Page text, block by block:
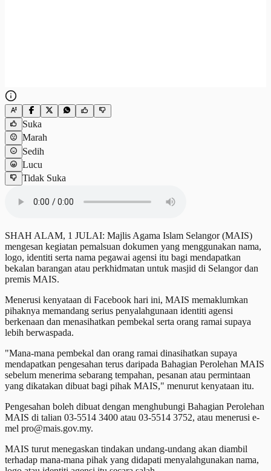
Suka
Marah
Sedih
Lucu
Tidak Suka
SHAH ALAM, 1 JULAI: Majlis Agama Islam Selangor (MAIS)
mengesan kegiatan pemalsuan dokumen yang menggunakan nama,
logo, identiti serta nama pegawai agensi itu bagi mendapatkan
bekalan barangan atau perkhidmatan untuk masjid di Selangor dan
premis MAIS.
Menerusi kenyataan di Facebook hari ini, MAIS memaklumkan
pihaknya memandang serius penyalahgunaan identiti agensi
berkenaan dan menasihatkan pembekal serta orang ramai supaya
lebih berwaspada.
"Mana-mana pembekal dan orang ramai dinasihatkan supaya
mendapatkan pengesahan terus daripada Bahagian Perolehan MAIS
sebelum menerima sebarang tempahan, pesanan atau permintaan
yang dikatakan dibuat bagi pihak MAIS," menurut kenyataan itu.
Pengesahan boleh dibuat dengan menghubungi Bahagian Perolehan
MAIS di talian 03-5514 3400 atau 03-5514 3752, atau menerusi e-
mel pro@mais.gov.my.
MAIS turut menegaskan tindakan undang-undang akan diambil
terhadap mana-mana pihak yang didapati menyalahgunakan nama,